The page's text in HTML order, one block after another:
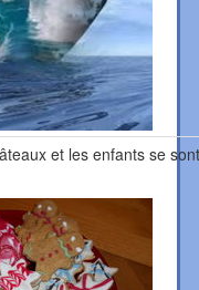
et les enfants se sont